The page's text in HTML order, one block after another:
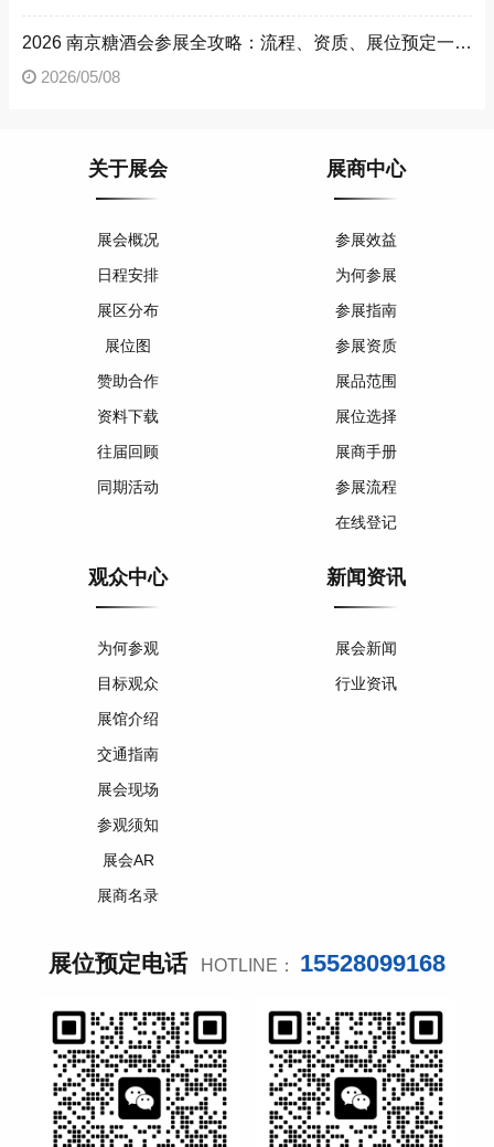
2026 南京糖酒会参展全攻略：流程、资质、展位预定一文读懂
2026/05/08
关于展会
展会概况
日程安排
展区分布
展位图
赞助合作
资料下载
往届回顾
同期活动
展商中心
参展效益
为何参展
参展指南
参展资质
展品范围
展位选择
展商手册
参展流程
在线登记
观众中心
为何参观
目标观众
展馆介绍
交通指南
展会现场
参观须知
展会AR
展商名录
新闻资讯
展会新闻
行业资讯
展位预定电话 HOTLINE： 15528099168